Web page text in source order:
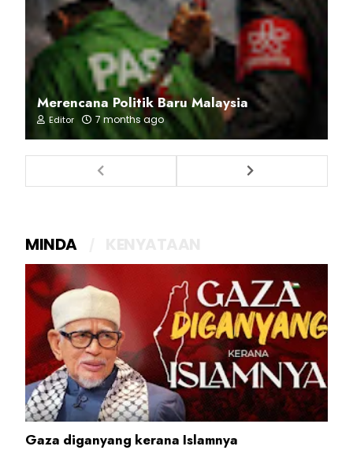
Merencana Politik Baru Malaysia
Editor 7 months ago
MINDA
Gaza diganyang kerana Islamnya